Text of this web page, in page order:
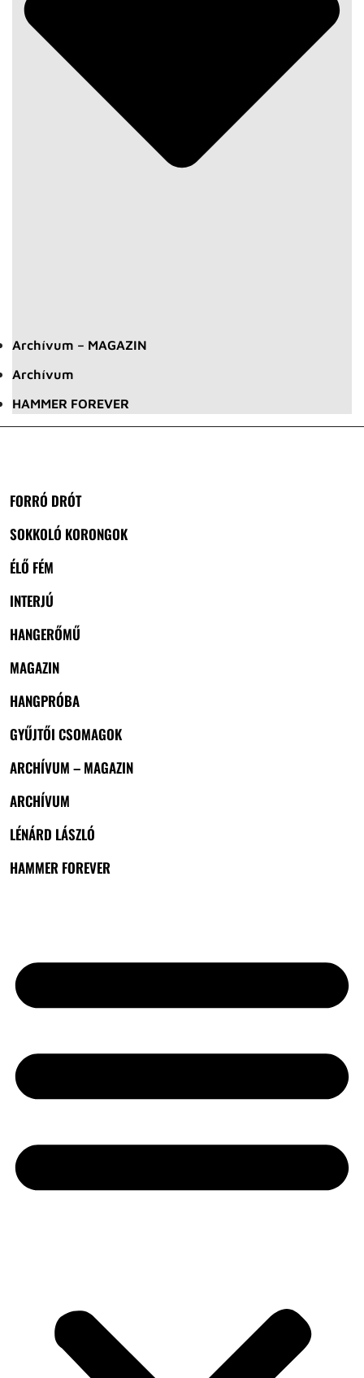
Archívum – MAGAZIN
Archívum
HAMMER FOREVER
FORRÓ DRÓT
SOKKOLÓ KORONGOK
ÉLŐ FÉM
INTERJÚ
HANGERŐMŰ
MAGAZIN
HANGPRÓBA
GYŰJTŐI CSOMAGOK
ARCHÍVUM – MAGAZIN
ARCHÍVUM
LÉNÁRD LÁSZLÓ
HAMMER FOREVER